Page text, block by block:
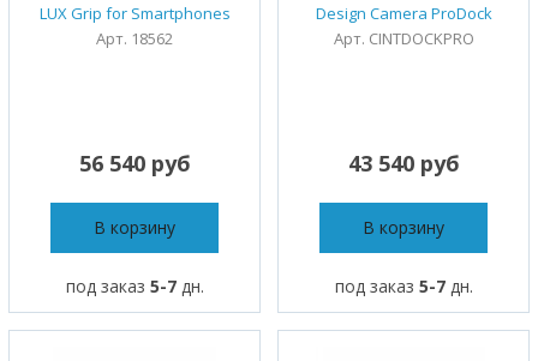
LUX Grip for Smartphones
Арт. 18562
56 540 руб
В корзину
под заказ 5-7дн.
Design Camera ProDock
Арт. CINTDOCKPRO
43 540 руб
В корзину
под заказ 5-7дн.